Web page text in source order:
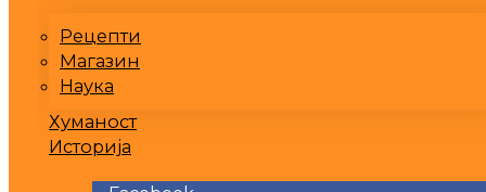
Рецепти
Магазин
Наука
Хуманост
Историја